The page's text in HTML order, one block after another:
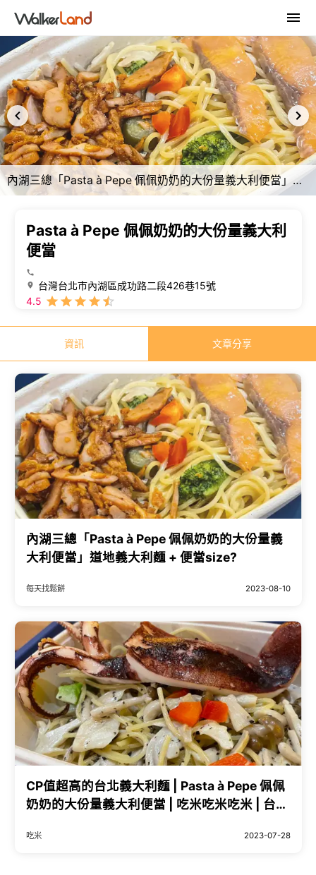
內湖三總「Pasta à Pepe 佩佩奶奶的大份量義大利便當」道地義大利麵 + 便當size?
Pasta à Pepe 佩佩奶奶的大份量義大利
便當
台灣台北市內湖區成功路二段426巷15號
4.5
資訊 文章分享
內湖三總「Pasta à Pepe 佩佩奶奶的大份量義
大利便當」道地義大利麵 + 便當size?
每天找鬆餅 2023-08-10
CP值超高的台北義大利麵 | Pasta à Pepe 佩佩
奶奶的大份量義大利便當 | 吃米吃米吃米 | 台灣
吃米 2023-07-28